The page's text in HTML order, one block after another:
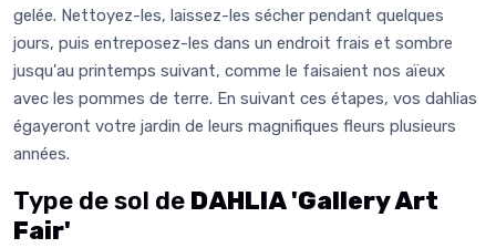
gelée. Nettoyez-les, laissez-les sécher pendant quelques
jours, puis entreposez-les dans un endroit frais et sombre
jusqu'au printemps suivant, comme le faisaient nos aïeux
avec les pommes de terre. En suivant ces étapes, vos dahlias
égayeront votre jardin de leurs magnifiques fleurs plusieurs
années.
Type de sol de DAHLIA 'Gallery Art
Fair'